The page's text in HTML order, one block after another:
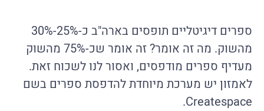
ספרים דיגיטליים תופסים בארה"ב כ-25%-30%
מהשוק. מה זה אומר? זה אומר שכ-75% מהשוק
מעדיף ספרים מודפסים, ואסור לנו לשכוח זאת.
לאמזון יש מערכת מיוחדת להדפסת ספרים בשם
Createspace.